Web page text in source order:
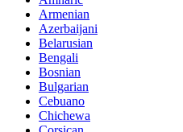
Armenian
Azerbaijani
Belarusian
Bengali
Bosnian
Bulgarian
Cebuano
Chichewa